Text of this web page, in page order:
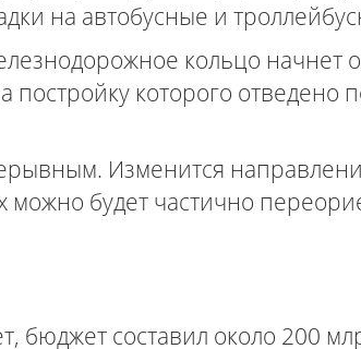
на автобусные и
кольцо начнет
постройку которого отведено
Изменится
можно будет частично
бюджет составил около 200